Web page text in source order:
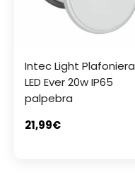
Intec Light Plafoniera
LED Ever 20w IP65
palpebra
21,99€